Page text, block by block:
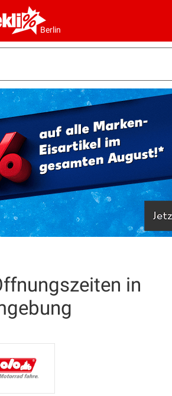
Berlin
in